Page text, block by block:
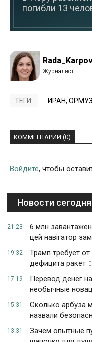
погибли 13
ТЕГИ: ИРАН,
КОММЕНТАРИИ (0)
Войдите, чтобы
Новости сегодня
21:23
6 млн
цей навігатор
19:32
Трамп требует
дефицита ракет
17:19
Перевод денег
необычные
15:31
Сколько арбуза
назвали
13:31
Зачем опытные